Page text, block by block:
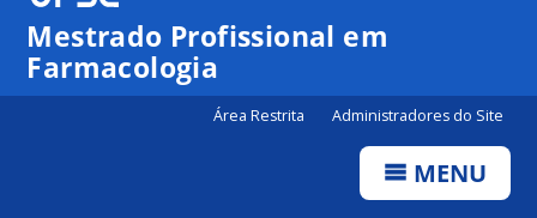
Canais
Mestrado Profissional em
Farmacologia
Área Restrita Administradores do Site
MENU